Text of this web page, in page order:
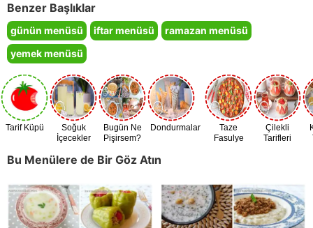
Benzer Başlıklar
günün menüsü iftar menüsü
ramazan menüsü
yemek menüsü
Tarif Küpü
Soğuk
İçecekler
Bugün Ne
Pişirsem?
Dondurmalar
Taze
Fasulye
Çilekli
Tarifleri
Bu Menülere de Bir Göz Atın